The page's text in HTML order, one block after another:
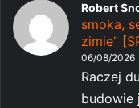
Robert
smoka,
zimie”
06/08/2026
Raczej
budowie